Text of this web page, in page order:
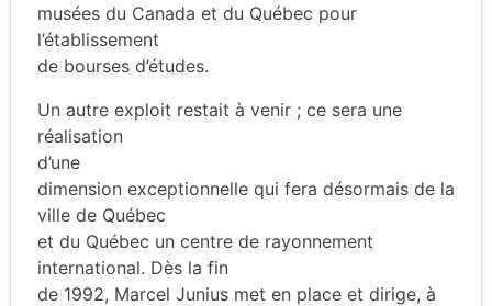
musées du Canada et du Québec pour
l’établissement
de bourses d’études.
Un autre exploit restait à venir ; ce sera une
réalisation
d’une
dimension exceptionnelle qui fera désormais de la
ville de Québec
et du Québec un centre de rayonnement
international. Dès la fin
de 1992, Marcel Junius met en place et dirige, à